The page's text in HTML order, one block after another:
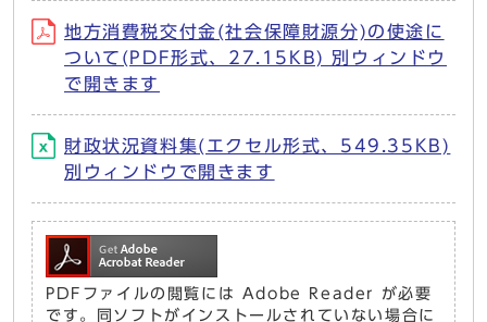
地方消費税交付金(社会保障財源分)の使途に
ついて(PDF形式、27.15KB) 別ウィンドウ
で開きます
財政状況資料集(エクセル形式、549.35KB)
別ウィンドウで開きます
PDFファイルの閲覧には Adobe Reader が必要
です。同ソフトがインストールされていない場合に